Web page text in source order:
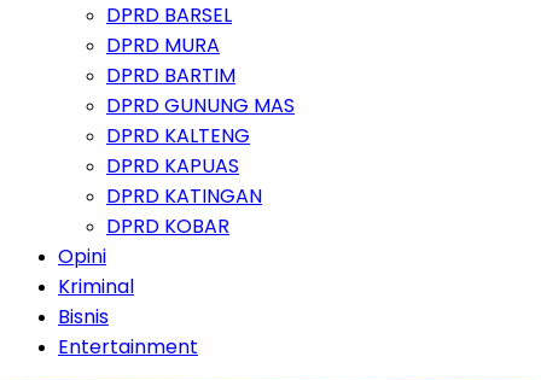
DPRD BARSEL
DPRD MURA
DPRD BARTIM
DPRD GUNUNG MAS
DPRD KALTENG
DPRD KAPUAS
DPRD KATINGAN
DPRD KOBAR
Opini
Kriminal
Bisnis
Entertainment